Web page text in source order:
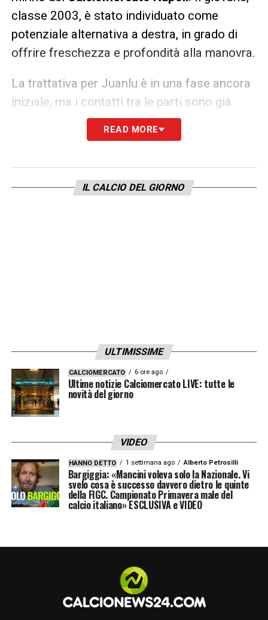
classe 2003, è stato individuato come
potenziale alternativa a destra, in grado di
offrire freschezza e profondità alla manovra.
La trattativa per Juanlu è in una fase ancora
iniziale, ma i contatti tra le parti sono già
avviati. Anche in questo caso, si tratterebbe
di un investimento orientato al futuro, ma
i lati del campo e dare a Conte le soluzioni
LA PLAYLIST DELLE NOSTRE TOP NEWS
READ MORE
IL CALCIO DEL GIORNO
ULTIMISSIME
CALCIOMERCATO 6 ore ago
Ultime notizie Calciomercato LIVE: tutte le
novità del giorno
VIDEO
HANNO DETTO 1 settimana ago Alberto Petrosilli
Bargiggia: «Mancini voleva solo la Nazionale. Vi
svelo cosa è successo davvero dietro le quinte
della FIGC. Campionato Primavera male del
calcio italiano» ESCLUSIVA e VIDEO